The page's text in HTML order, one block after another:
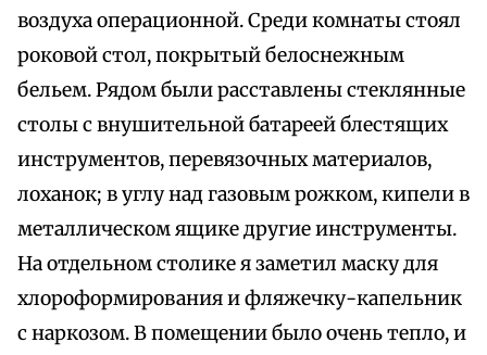
воздуха операционной. Среди комнаты стоял
роковой стол, покрытый белоснежным
бельем. Рядом были расставлены стеклянные
столы с внушительной батареей блестящих
инструментов, перевязочных материалов,
лоханок; в углу над газовым рожком, кипели в
металлическом ящике другие инструменты.
На отдельном столике я заметил маску для
хлороформирования и фляжечку-капельник
с наркозом. В помещении было очень тепло, и